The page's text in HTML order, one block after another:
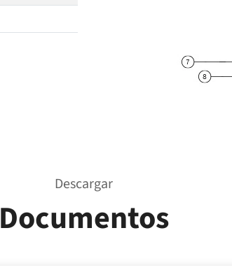
Descargar
Documentos